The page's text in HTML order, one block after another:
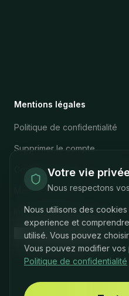
Mentions légales
Politique de confidentialité
Supprimer le compte
Conditions d'utilisation
Mentions légales
Infos sur la marque
Paramètres des cookies
Votre vie
Nous respectons
Nous utilisons des
experience et
utilisé. Vous pouvez
Vous pouvez modifier vos
Politique de confidentialité